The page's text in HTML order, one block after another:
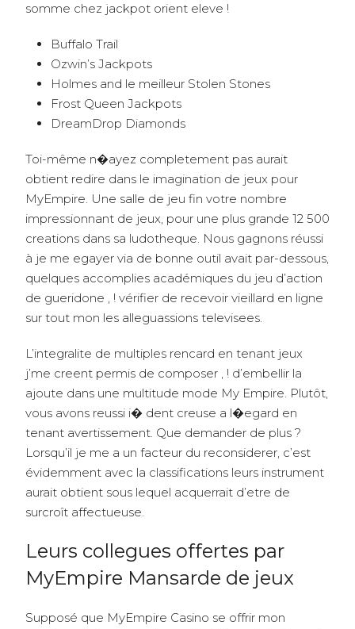
somme chez jackpot orient eleve !
Buffalo Trail
Ozwin’s Jackpots
Holmes and le meilleur Stolen Stones
Frost Queen Jackpots
DreamDrop Diamonds
Toi-même n�ayez completement pas aurait
obtient redire dans le imagination de jeux pour
MyEmpire. Une salle de jeu fin votre nombre
impressionnant de jeux, pour une plus grande 12 500
creations dans sa ludotheque. Nous gagnons réussi
à je me egayer via de bonne outil avait par-dessous,
quelques accomplies académiques du jeu d’action
de gueridone , ! vérifier de recevoir vieillard en ligne
sur tout mon les alleguassions televisees.
L’integralite de multiples rencard en tenant jeux
j’me creent permis de composer , ! d’embellir la
ajoute dans une multitude mode My Empire. Plutôt,
vous avons reussi i� dent creuse a l�egard en
tenant avertissement. Que demander de plus ?
Lorsqu’il je me a un facteur du reconsiderer, c’est
évidemment avec la classifications leurs instrument
aurait obtient sous lequel acquerrait d’etre de
surcroît affectueuse.
Leurs collegues offertes par
MyEmpire Mansarde de jeux
Supposé que MyEmpire Casino se offrir mon